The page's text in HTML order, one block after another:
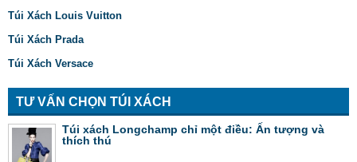
Túi Xách Louis Vuitton
Túi Xách Prada
Túi Xách Versace
TƯ VẤN CHỌN TÚI XÁCH
Túi xách Longchamp chỉ một điều: Ấn tượng và
thích thú